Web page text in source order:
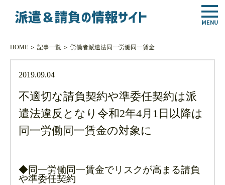
HOME＞ 記事一覧＞ 労働者派遣法同一労働同一賃金
2019.09.04
不適切な請負契約や準委任契約は派
遣法違反となり令和2年4月1日以降は
同一労働同一賃金の対象に
◆同一労働同一賃金でリスクが高まる請負
や準委任契約